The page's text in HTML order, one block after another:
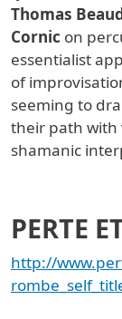
Thomas
Cornic on
essentialist
of
seeming to
their path with
shamanic
PERTE
http://